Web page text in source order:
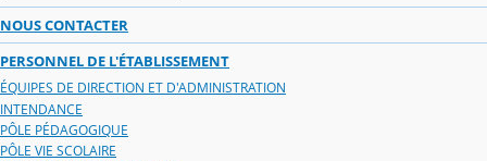
NOUS CONTACTER
PERSONNEL DE L'ÉTABLISSEMENT
ÉQUIPES DE DIRECTION ET D'ADMINISTRATION
INTENDANCE
PÔLE PÉDAGOGIQUE
PÔLE VIE SCOLAIRE